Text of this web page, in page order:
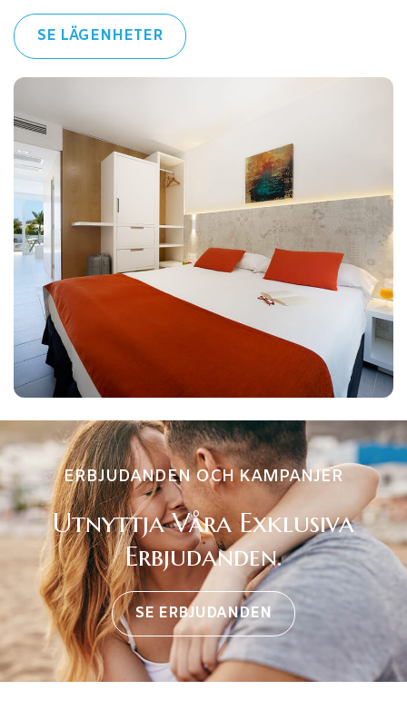
SE LÄGENHETER
ERBJUDANDEN OCH KAMPANJER
Utnyttja Våra Exklusiva
Erbjudanden.
SE ERBJUDANDEN